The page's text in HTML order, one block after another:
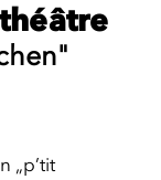
„p’tit